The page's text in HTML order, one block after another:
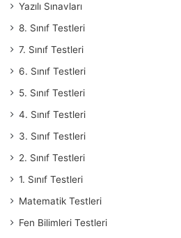
Yazılı Sınavları
8. Sınıf Testleri
7. Sınıf Testleri
6. Sınıf Testleri
5. Sınıf Testleri
4. Sınıf Testleri
3. Sınıf Testleri
2. Sınıf Testleri
1. Sınıf Testleri
Matematik Testleri
Fen Bilimleri Testleri